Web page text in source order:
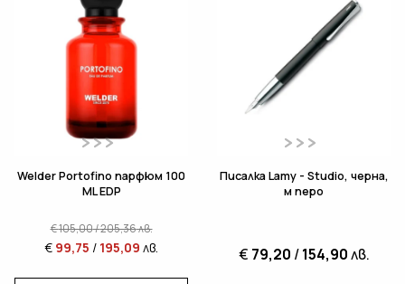
Welder Portofino парфюм 100
ML EDP
€105,00/205,36лв.
€ 99,75 / 195,09 лв.
Писалка Lamy - Studio, черна,
м перо
€ 79,20 /154,90лв.